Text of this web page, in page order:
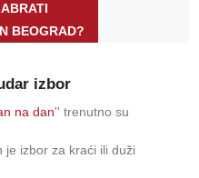
BEOGRAD?
izbor
na dan'' trenutno su
je izbor za kraći ili duži